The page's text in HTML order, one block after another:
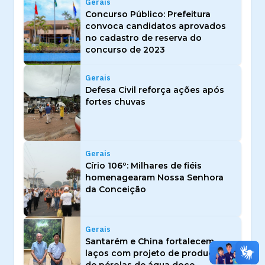
Gerais
Concurso Público: Prefeitura
convoca candidatos aprovados
no cadastro de reserva do
concurso de 2023
Gerais
Defesa Civil reforça ações após
fortes chuvas
Gerais
Círio 106º: Milhares de fiéis
homenagearam Nossa Senhora
da Conceição
Gerais
Santarém e China fortalecem
laços com projeto de produção